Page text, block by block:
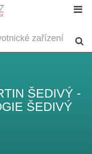
ŠEDIVÝ -
ŠEDIVÝ